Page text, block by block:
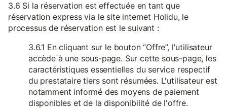
3.6 Si la réservation est effectuée en tant que
réservation express via le site internet Holidu, le
processus de réservation est le suivant :
3.6.1 En cliquant sur le bouton “Offre”, l'utilisateur
accède à une sous-page. Sur cette sous-page, les
caractéristiques essentielles du service respectif
du prestataire tiers sont résumées. L'utilisateur est
notamment informé des moyens de paiement
disponibles et de la disponibilité de l'offre.